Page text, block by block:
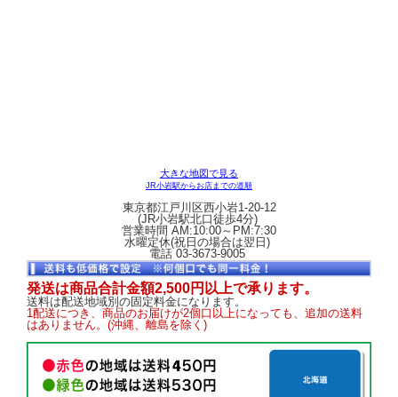
大きな地図で見る
JR小岩駅からお店までの道順
東京都江戸川区西小岩1-20-12
(JR小岩駅北口徒歩4分)
営業時間 AM:10:00～PM:7:30
水曜定休(祝日の場合は翌日)
電話 03-3673-9005
発送は商品合計金額2,500円以上で承ります。
送料は配送地域別の固定料金になります。
1配送につき、商品のお届けが2個口以上になっても、追加の送料
はありません。(沖縄、離島を除く)